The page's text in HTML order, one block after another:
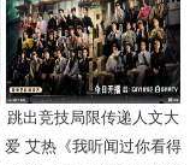
跳出竞技局限传递人文大
爱 艾热《我听闻过你看得